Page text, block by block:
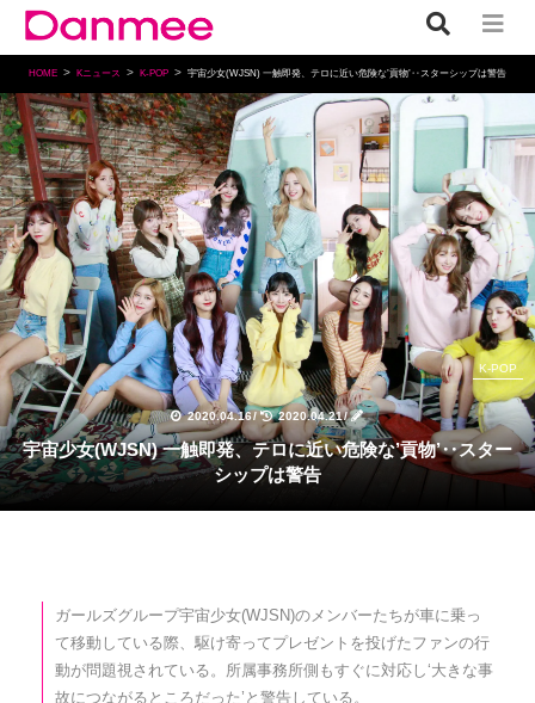
HOME Kニュース K-POP 宇宙少女(WJSN) 一触即発、テロに近い危険な’貢物’‥スターシップは警告
2020.04.16/ 2020.04.21/
K-POP
宇宙少女(WJSN) 一触即発、テロに近い危険な’貢物’‥スター
シップは警告
ガールズグループ宇宙少女(WJSN)のメンバーたちが車に乗っ
て移動している際、駆け寄ってプレゼントを投げたファンの行
動が問題視されている。所属事務所側もすぐに対応し‘大きな事
故につながるところだった’と警告している。